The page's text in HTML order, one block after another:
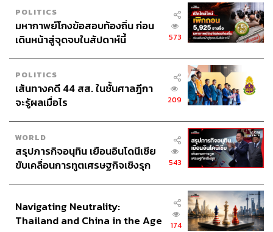
08.44 น. ทนายอานนท์ นำภา แจ้งว่าตำรวจจะให้รุ้งและ
POLITICS
มหากาพย์โกงข้อสอบท้องถิ่น ก่อน
เดินหน้าสู่จุดจบในสัปดาห์นี้
573
POLITICS
เส้นทางคดี 44 สส. ในชั้นศาลฎีกา
จะรู้ผลเมื่อไร
209
WORLD
สรุปภารกิจอนุทิน เยือนอินโดนีเซีย
ขับเคลื่อนการทูตเศรษฐกิจเชิงรุก
543
Navigating Neutrality:
Thailand and China in the Age
174